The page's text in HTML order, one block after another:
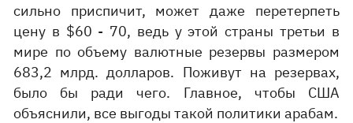
сильно приспичит, может даже перетерпеть
цену в $60 - 70, ведь у этой страны третьи в
мире по объему валютные резервы размером
683,2 млрд. долларов. Поживут на резервах,
было бы ради чего. Главное, чтобы США
объяснили, все выгоды такой политики арабам.